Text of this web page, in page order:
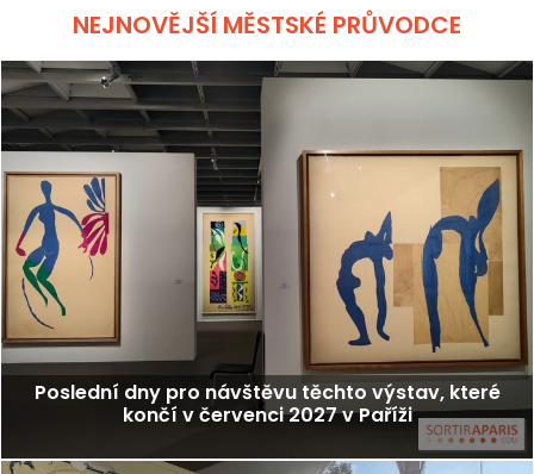
NEJNOVĚJŠÍ MĚSTSKÉ PRŮVODCE
Poslední dny pro návštěvu těchto výstav, které
končí v červenci 2027 v Paříži